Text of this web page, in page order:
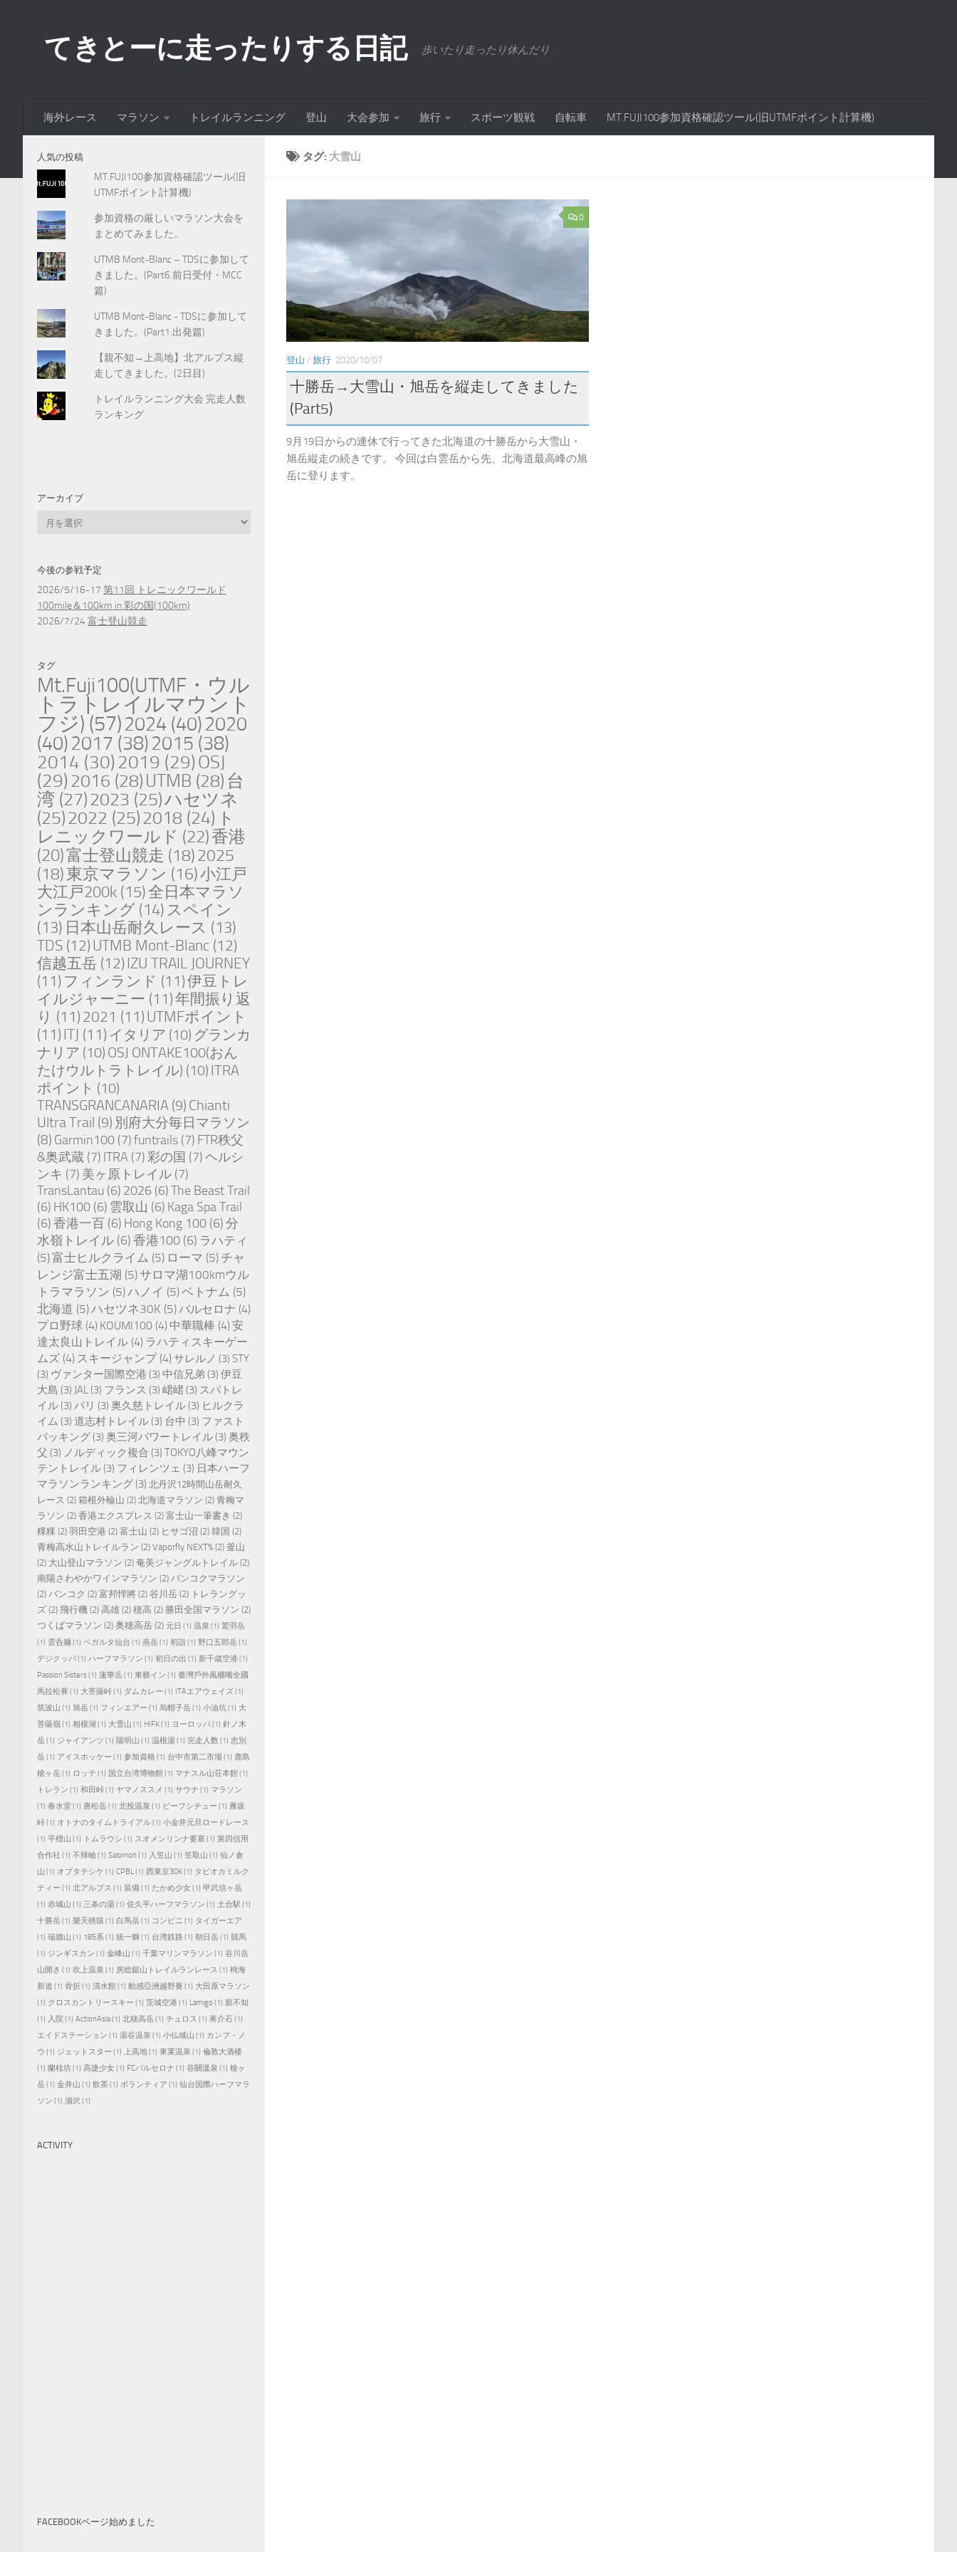
てきとーに走ったりする日記 歩いたり走ったり休んだり
海外レース マラソン トレイルランニング 登山 大会参加 旅行 スポーツ観戦 自転車 MT.FUJI100参加資格確認ツール(旧UTMFポイント計算機)
タグ: 大雪山
0
登山 / 旅行 2020/10/07
十勝岳→大雪山・旭岳を縦走してきました
(Part5)
9月19日からの連休で行ってきた北海道の十勝岳から大雪山・
旭岳縦走の続きです。 今回は白雲岳から先、北海道最高峰の旭
岳に登ります。
人気の投稿
MT.FUJI100参加資格確認ツール(旧
UTMFポイント計算機)
参加資格の厳しいマラソン大会を
まとめてみました。
UTMB Mont-Blanc – TDSに参加して
きました。(Part6.前日受付・MCC
篇)
UTMB Mont-Blanc - TDSに参加して
きました。(Part1.出発篇)
【親不知→上高地】北アルプス縦
走してきました。(2日目)
トレイルランニング大会 完走人数
ランキング
アーカイブ
イ
今後の参戦予定
2026/5/16-17 第11回 トレニックワールド
100mile＆100km in 彩の国(100km)
2026/7/24富士登山競走
タグ
Mt.Fuji100(UTMF・ウル
トラトレイルマウント
フジ) (57)2024 (40)2020
(40)2017 (38)2015 (38)
2014 (30) 2019 (29)OSJ
(29)2016 (28)UTMB (28)台
湾 (27) 2023 (25)ハセツネ
(25) 2022 (25) 2018 (24) ト
レニックワールド (22)香港
(20)富士登山競走 (18) 2025
(18)東京マラソン (16)小江戸
大江戸200k (15)全日本マラソ
ンランキング (14) スペイン
(13) 日本山岳耐久レース (13)
TDS (12) UTMB Mont-Blanc (12)
信越五岳 (12) IZU TRAIL JOURNEY
(11) フィンランド (11)伊豆トレ
イルジャーニー (11)年間振り返
り (11) 2021 (11) UTMFポイント
(11) ITJ (11) イタリア (10) グランカ
ナリア (10) OSJ ONTAKE100(おん
たけウルトラトレイル) (10) ITRA
ポイント (10)
TRANSGRANCANARIA (9) Chianti
Ultra Trail (9) 別府大分毎日マラソン
(8) Garmin100 (7)funtrails (7) FTR秩父
&奥武蔵 (7) ITRA (7)彩の国 (7)ヘルシ
ンキ (7) 美ヶ原トレイル (7)
TransLantau (6) 2026 (6)The Beast Trail
(6) HK100 (6) 雲取山 (6) Kaga Spa Trail
(6)香港一百 (6) Hong Kong 100 (6)分
水嶺トレイル (6)香港100 (6) ラハティ
(5)富士ヒルクライム (5) ローマ (5) チャ
レンジ富士五湖 (5)サロマ湖100kmウル
トラマラソン (5)ハノイ (5)ベトナム (5)
北海道 (5)ハセツネ30K (5)バルセロナ (4)
プロ野球 (4) KOUMI100 (4) 中華職棒 (4) 安
達太良山トレイル (4) ラハティスキーゲー
ムズ (4) スキージャンプ(4) サレルノ (3) STY
(3) ヴァンター国際空港 (3) 中信兄弟 (3) 伊豆
大島 (3) JAL (3) フランス (3) 峮峮 (3) スパトレ
イル (3) パリ (3) 奥久慈トレイル (3) ヒルクラ
イム (3) 道志村トレイル (3) 台中 (3) ファスト
パッキング (3) 奥三河パワートレイル (3) 奥秩
父 (3) ノルディック複合 (3) TOKYO八峰マウン
テントレイル (3) フィレンツェ (3) 日本ハーフ
マラソンランキング (3) 北丹沢12時間山岳耐久
レース (2) 箱根外輪山 (2) 北海道マラソン (2) 青梅マ
ラソン (2) 香港エクスプレス (2) 富士山一筆書き (2)
粿粿 (2) 羽田空港 (2) 富士山 (2) ヒサゴ沼 (2) 韓国 (2)
青梅高水山トレイルラン (2) Vaporfly NEXT% (2) 釜山
(2) 大山登山マラソン (2) 奄美ジャングルトレイル (2)
南陽さわやかワインマラソン (2) バンコクマラソン
(2) バンコク (2) 富邦悍將 (2) 谷川岳 (2) トレラングッ
ズ (2) 飛行機 (2) 高雄 (2) 穂高 (2) 勝田全国マラソン (2)
つくばマラソン (2) 奥穂高岳 (2) 元日 (1) 温泉 (1) 鷲羽岳
(1) 雲呑麺(1) ベガルタ仙台 (1) 燕岳(1) 初詣(1) 野口五郎岳(1)
デジクッパ(1) ハーフマラソン (1) 初日の出 (1) 新千歳空港 (1)
Passion Sisters(1) 蓮華岳(1) 東横イン (1) 臺灣戶外風櫃嘴全國
馬拉松賽 (1) 大菩薩峠(1) ダムカレー (1) ITAエアウェイズ(1)
筑波山 (1) 旭岳(1) フィンエアー (1) 烏帽子岳(1) 小油坑(1) 大
菩薩嶺 (1) 相模湖 (1) 大雪山 (1) HIFK(1) ヨーロッパ(1) 針ノ木
岳(1) ジャイアンツ (1) 陽明山 (1) 温根湯(1) 完走人数 (1) 忠別
岳(1) アイスホッケー (1) 参加資格 (1) 台中市第二市場(1) 鹿島
槍ヶ岳(1) ロッテ (1) 国立台湾博物館(1) マナスル山荘本館(1)
トレラン (1) 和田峠(1) ヤマノススメ (1) サウナ (1) マラソン
(1) 春水堂(1) 唐松岳(1) 北投温泉 (1) ビーフシチュー (1) 雁坂
峠(1) オトナのタイムトライアル(1) 小金井元旦ロードレース
(1) 平標山 (1) トムラウシ (1) スオメンリンナ要塞(1) 第四信用
合作社 (1) 不帰嶮(1) Salomon (1) 入笠山 (1) 笠取山 (1) 仙ノ倉
山 (1) オプタテシケ (1) CPBL (1) 西東京30K(1) タピオカミルク
ティー (1) 北アルプス (1) 装備(1) たかめ少女(1) 甲武信ヶ岳
(1) 赤城山 (1) 三条の湯(1) 佐久平ハーフマラソン (1) 土合駅 (1)
十勝岳(1) 樂天桃猿 (1) 白馬岳(1) コンビニ (1) タイガーエア
(1) 瑞牆山 (1) 185系 (1) 統一獅(1) 台湾鉄路 (1) 朝日岳(1) 競馬
(1) ジンギスカン (1) 金峰山 (1) 千葉マリンマラソン (1) 谷川岳
山開き (1) 吹上温泉 (1) 房総鋸山トレイルランレース (1) 栂海
新道 (1) 骨折(1) 清水館(1) 動感亞洲越野賽 (1) 大田原マラソン
(1) クロスカントリースキー (1) 茨城空港 (1) Lamigo (1) 親不知
(1) 入院(1) ActionAsia(1) 北穂高岳(1) チュロス (1) 蒋介石(1)
エイドステーション (1) 湯谷温泉 (1) 小仏城山 (1) カンプ・ノ
ウ (1) ジェットスター (1) 上高地(1) 東莱温泉 (1) 倫敦大酒楼
(1) 蘭桂坊(1) 高捷少女(1) FCバルセロナ (1) 谷關溫泉 (1) 槍ヶ
岳(1) 金井山 (1) 飲茶(1) ボランティア (1) 仙台国際ハーフマラ
ソン (1) 涸沢 (1)
ACTIVITY
FACEBOOKページ始めました